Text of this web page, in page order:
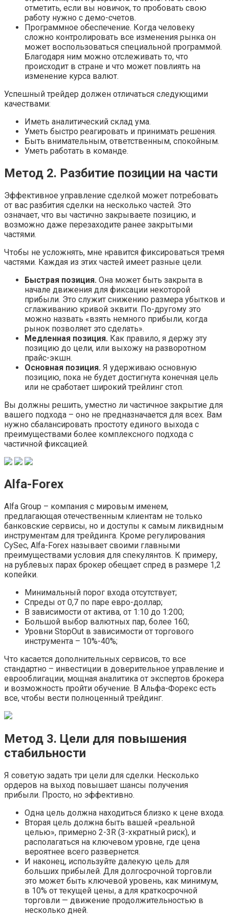
отметить, если вы новичок, то пробовать свою
работу нужно с демо-счетов.
Программное обеспечение. Когда человеку
сложно контролировать все изменения рынка он
может воспользоваться специальной программой.
Благодаря ним можно отслеживать то, что
происходит в стране и что может повлиять на
изменение курса валют.
Успешный трейдер должен отличаться следующими
качествами:
Иметь аналитический склад ума.
Уметь быстро реагировать и принимать решения.
Быть внимательным, ответственным, спокойным.
Уметь работать в команде.
Метод 2. Разбитие позиции на части
Эффективное управление сделкой может потребовать
от вас разбития сделки на несколько частей. Это
означает, что вы частично закрываете позицию, и
возможно даже перезаходите ранее закрытыми
частями.
Чтобы не усложнять, мне нравится фиксироваться тремя
частями. Каждая из этих частей имеет разные цели.
Быстрая позиция. Она может быть закрыта в
начале движения для фиксации некоторой
прибыли. Это служит снижению размера убытков и
сглаживанию кривой эквити. По-другому это
можно назвать «взять немного прибыли, когда
рынок позволяет это сделать».
Медленная позиция. Как правило, я держу эту
позицию до цели, или выхожу на разворотном
прайс-экшн.
Основная позиция. Я удерживаю основную
позицию, пока не будет достигнута конечная цель
или не сработает широкий трейлинг стоп.
Вы должны решить, уместно ли частичное закрытие для
вашего подхода – оно не предназначается для всех. Вам
нужно сбалансировать простоту единого выхода с
преимуществами более комплексного подхода с
частичной фиксацией.
Alfa-Forex
Alfa Group – компания с мировым именем,
предлагающая отечественным клиентам не только
банковские сервисы, но и доступы к самым ликвидным
инструментам для трейдинга. Кроме регулирования
CySec, Alfa-Forex называет своими главными
преимуществами условия для спекулянтов. К примеру,
на рублевых парах брокер обещает спред в размере 1,2
копейки.
Минимальный порог входа отсутствует;
Спреды от 0,7 по паре евро-доллар;
В зависимости от актива, от 1:10 до 1:200;
Большой выбор валютных пар, более 160;
Уровни StopOut в зависимости от торгового
инструмента – 10%-40%;
Что касается дополнительных сервисов, то все
стандартно – инвестиции в доверительное управление и
еврооблигации, мощная аналитика от экспертов брокера
и возможность пройти обучение. В Альфа-Форекс есть
все, чтобы вести полноценный трейдинг.
Метод 3. Цели для повышения
стабильности
Я советую задать три цели для сделки. Несколько
ордеров на выход повышает шансы получения
прибыли. Просто, но эффективно.
Одна цель должна находиться близко к цене входа.
Вторая цель должна быть вашей «реальной
целью», примерно 2-3R (3-хкратный риск), и
располагаться на ключевом уровне, где цена
вероятнее всего развернется.
И наконец, используйте далекую цель для
больших прибылей. Для долгосрочной торговли
это может быть ключевой уровень, как минимум,
в 10% от текущей цены, а для краткосрочной
торговли — движение продолжительностью в
несколько дней.